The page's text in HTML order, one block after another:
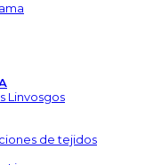
Linvosgos
de tejidos